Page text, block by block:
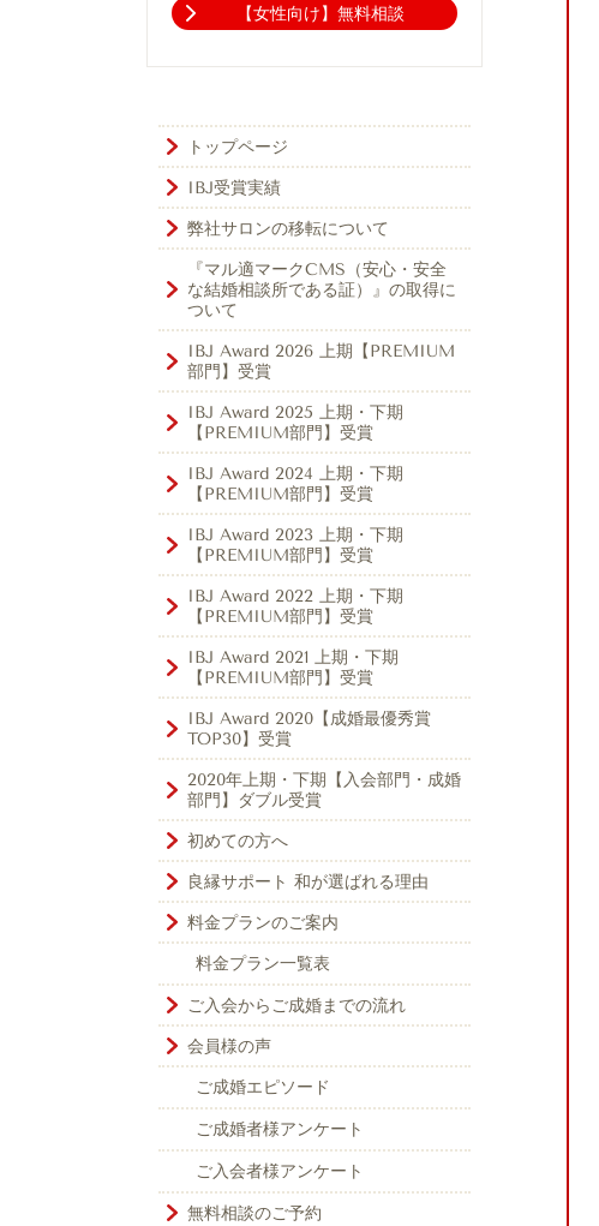
【女性向け】無料相談
トップページ
IBJ受賞実績
弊社サロンの移転について
『マル適マークCMS（安心・安全
な結婚相談所である証）』の取得に
ついて
IBJ Award 2026 上期【PREMIUM
部門】受賞
IBJ Award 2025 上期・下期
【PREMIUM部門】受賞
IBJ Award 2024 上期・下期
【PREMIUM部門】受賞
IBJ Award 2023 上期・下期
【PREMIUM部門】受賞
IBJ Award 2022 上期・下期
【PREMIUM部門】受賞
IBJ Award 2021 上期・下期
【PREMIUM部門】受賞
IBJ Award 2020【成婚最優秀賞
TOP30】受賞
2020年上期・下期【入会部門・成婚
部門】ダブル受賞
初めての方へ
良縁サポート 和が選ばれる理由
料金プランのご案内
料金プラン一覧表
ご入会からご成婚までの流れ
会員様の声
ご成婚エピソード
ご成婚者様アンケート
ご入会者様アンケート
無料相談のご予約